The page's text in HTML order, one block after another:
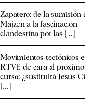
Zapatero: de la sumisión
Majzen a la fascinación
clandestina por las [...]
Movimientos tectónicos
RTVE de cara al próximo
curso: ¿sustituirá Jesús
[...]